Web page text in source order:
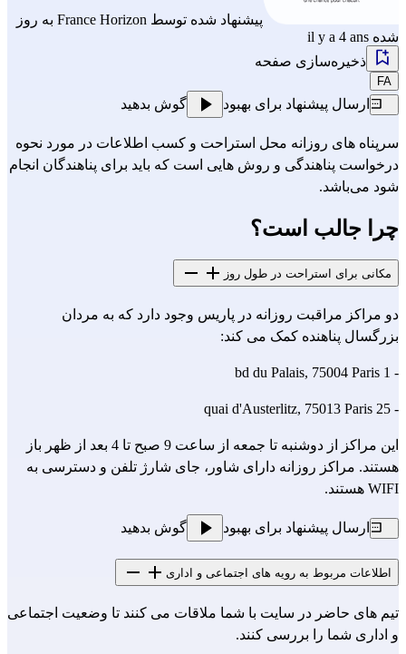
پیشنهاد شده توسط France Horizon به روز
شده il y a 4 ans
ذخیره‌سازی صفحه
FA
ارسال پیشنهاد برای بهبود گوش بدهید
سرپناه های روزانه محل استراحت و کسب اطلاعات در مورد نحوه
درخواست پناهندگی و روش هایی است که باید برای پناهندگان انجام
شود می‌باشد.
چرا جالب است؟
مکانی برای استراحت در طول روز
دو مراکز مراقبت روزانه در پاریس وجود دارد که به مردان
بزرگسال پناهنده کمک می کند:
- 1 bd du Palais, 75004 Paris
- 25 quai d'Austerlitz, 75013 Paris
این مراکز از دوشنبه تا جمعه از ساعت 9 صبح تا 4 بعد از ظهر باز
هستند. مراکز روزانه دارای شاور، جای شارژ تلفن و دسترسی به
WIFI هستند.
ارسال پیشنهاد برای بهبود گوش بدهید
اطلاعات مربوط به رویه های اجتماعی و اداری
تیم های حاضر در سایت با شما ملاقات می کنند تا وضعیت اجتماعی
و اداری شما را بررسی کنند.